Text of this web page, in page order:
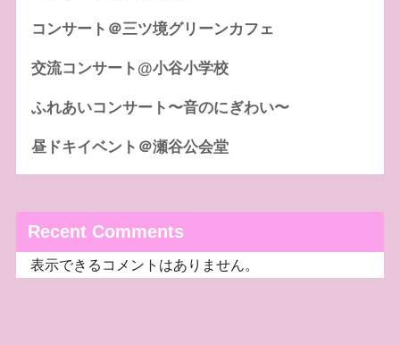
コンサート＠三ツ境グリーンカフェ
交流コンサート@小谷小学校
ふれあいコンサート〜音のにぎわい〜
昼ドキイベント＠瀬谷公会堂
Recent Comments
表示できるコメントはありません。